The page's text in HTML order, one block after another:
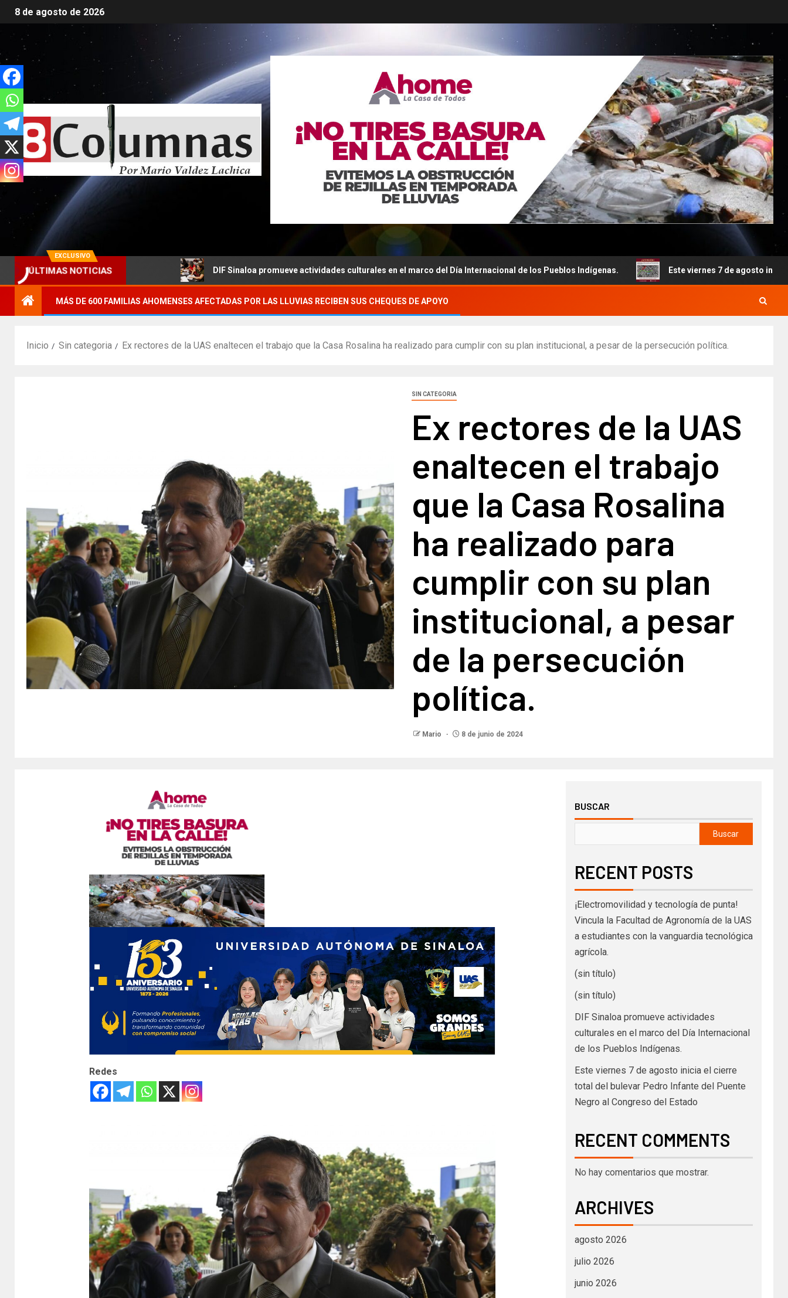
8 de agosto de 2026
EXCLUSIVO
ÚLTIMAS NOTICIAS DIF Sinaloa promueve actividades culturales en el marco del Día Internacional de los Pueblos Indígenas. Este viernes 7 de agosto inicia el cierre
MÁS DE 600 FAMILIAS AHOMENSES AFECTADAS POR LAS LLUVIAS RECIBEN SUS CHEQUES DE APOYO
Inicio Sin categoria Ex rectores de la UAS enaltecen el trabajo que la Casa Rosalina ha realizado para cumplir con su plan institucional, a pesar de la persecución política.
SIN CATEGORIA
Ex rectores de la UAS
enaltecen el trabajo
que la Casa Rosalina
ha realizado para
cumplir con su plan
institucional, a pesar
de la persecución
política.
Mario 8 de junio de 2024
Redes
BUSCAR
Buscar
RECENT POSTS
¡Electromovilidad y tecnología de punta!
Vincula la Facultad de Agronomía de la UAS
a estudiantes con la vanguardia tecnológica
agrícola.
(sin título)
(sin título)
DIF Sinaloa promueve actividades
culturales en el marco del Día Internacional
de los Pueblos Indígenas.
Este viernes 7 de agosto inicia el cierre
total del bulevar Pedro Infante del Puente
Negro al Congreso del Estado
RECENT COMMENTS
No hay comentarios que mostrar.
ARCHIVES
agosto 2026
julio 2026
junio 2026